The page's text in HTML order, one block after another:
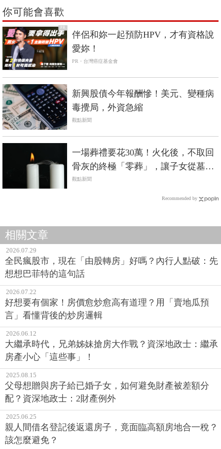
你可能會喜歡
PR
伴侶和妳一起預防HPV，才有資格說
愛妳！
PR・台灣癌症基金會
新興股債今年報酬慘！美元、變種病
毒攪局，外資急縮
觀點新聞
一場葬禮要花30萬！火化後，不取回
骨灰的終極「零葬」，讓子女從墓地
的重擔解放
觀點新聞
Recommended by
相關文章
2026.07.29
全民瘋股市，現在「由股轉房」好嗎？內行人點破：先
想想巴菲特的這句話
2026.07.22
好想要有個家！房價愈炒愈高有道理？用「賣地瓜預
言」看懂背後的炒房邏輯
2026.06.12
大繼承時代，兄弟姊妹搶房大作戰？資深地政士：繼承
房產小心「這些事」！
2025.08.15
父母想贈與房子給已婚子女，如何避免財產被差額分
配？資深地政士：2財產例外
2025.06.25
親人間借名登記後返還房子，竟面臨高額房地合一稅？
該怎麼避免？